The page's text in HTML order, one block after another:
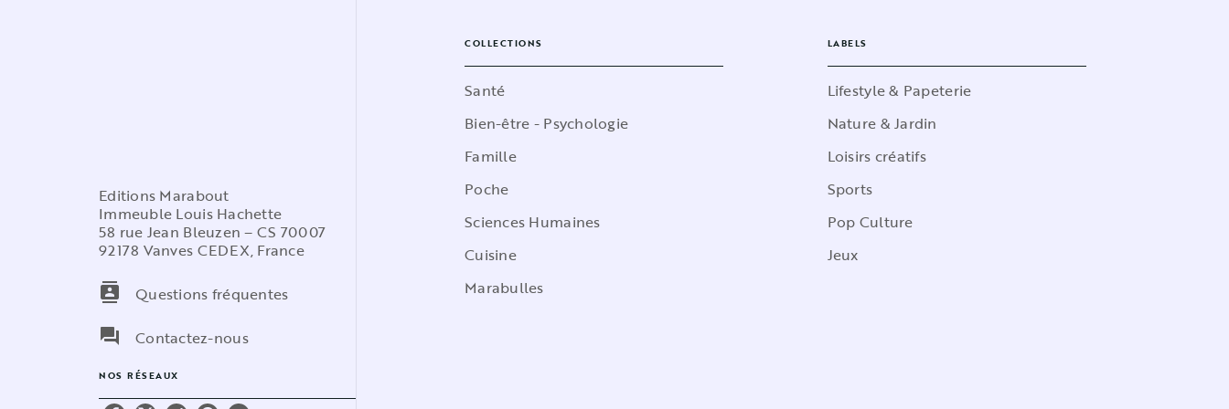
Editions Marabout
Immeuble Louis Hachette
58 rue Jean Bleuzen – CS 70007
92178 Vanves CEDEX, France
contacts
Questions fréquentes
question_answer
Contactez-nous
NOS RÉSEAUX
COLLECTIONS
Santé
Bien-être - Psychologie
Famille
Poche
Sciences Humaines
Cuisine
Marabulles
LABELS
Lifestyle & Papeterie
Nature & Jardin
Loisirs créatifs
Sports
Pop Culture
Jeux